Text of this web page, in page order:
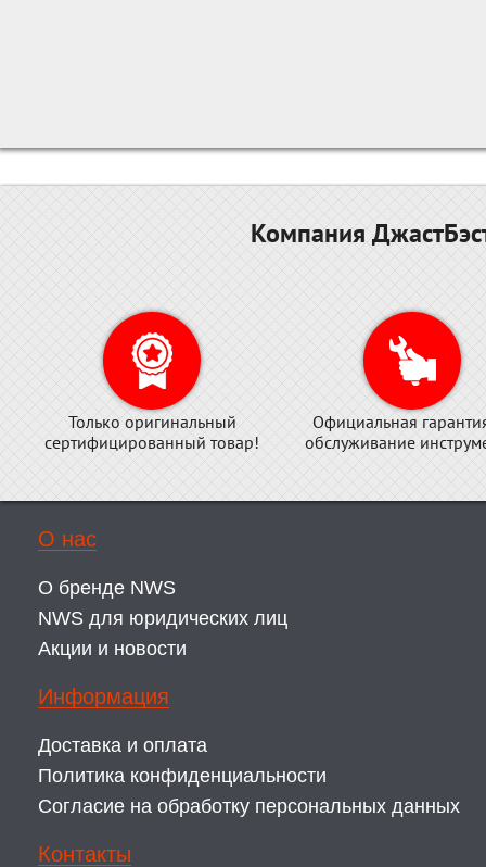
Компания
Только оригинальный
сертифицированный товар!
Официальная
обслуживание
О нас
О бренде NWS
NWS для юридических лиц
Акции и новости
Информация
Доставка и оплата
Политика конфиденциальности
Согласие на обработку персональных данных
Контакты